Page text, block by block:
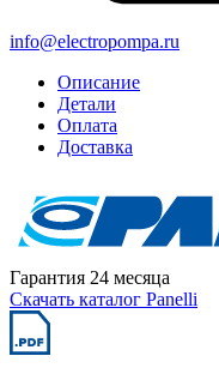
info@electropompa.ru
Описание
Детали
Оплата
Доставка
Гарантия 24 месяца
Скачать каталог Panelli